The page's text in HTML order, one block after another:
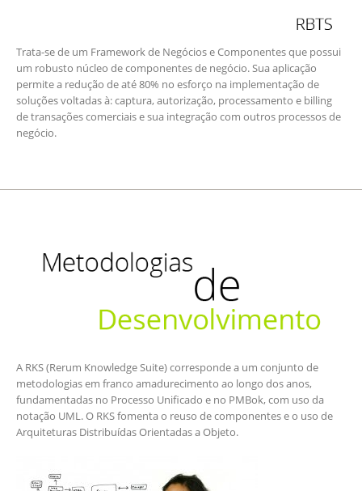
Trata-se de um Framework de Negócios e Componentes que possui
um robusto núcleo de componentes de negócio. Sua aplicação
permite a redução de até 80% no esforço na implementação de
soluções voltadas à: captura, autorização, processamento e billing
de transações comerciais e sua integração com outros processos de
negócio.
A RKS (Rerum Knowledge Suite) corresponde a um conjunto de
metodologias em franco amadurecimento ao longo dos anos,
fundamentadas no Processo Unificado e no PMBok, com uso da
notação UML. O RKS fomenta o reuso de componentes e o uso de
Arquiteturas Distribuídas Orientadas a Objeto.